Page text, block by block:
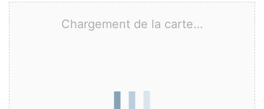
Chargement de la carte…